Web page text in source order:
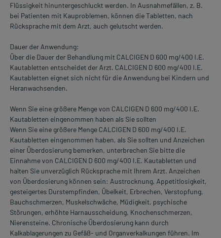
Flüssigkeit hinuntergeschluckt werden. In Ausnahmefällen, z. B.
bei Patienten mit Kauproblemen, können die Tabletten, nach
Rücksprache mit dem Arzt, auch gelutscht werden.
Dauer der Anwendung:
Über die Dauer der Behandlung mit CALCIGEN D 600 mg/400 I.E.
Kautabletten entscheidet der Arzt. CALCIGEN D 600 mg/400 I.E.
Kautabletten eignet sich nicht für die Anwendung bei Kindern und
Heranwachsenden.
Wenn Sie eine größere Menge von CALCIGEN D 600 mg/400 I.E.
Kautabletten eingenommen haben als Sie sollten
Wenn Sie eine größere Menge CALCIGEN D 600 mg/400 I.E.
Kautabletten eingenommen haben, als Sie sollten und Anzeichen
einer Überdosierung bemerken, unterbrechen Sie bitte die
Einnahme von CALCIGEN D 600 mg/400 I.E. Kautabletten und
halten Sie unverzüglich Rücksprache mit Ihrem Arzt. Anzeichen
von Überdosierung können sein: Austrocknung, Appetitlosigkeit,
gesteigertes Durstempfinden, Übelkeit, Erbrechen, Verstopfung,
Bauchschmerzen, Muskelschwäche, Müdigkeit, psychische
Störungen, erhöhte Harnausscheidung, Knochenschmerzen,
Nierensteine. Chronische Überdosierung kann durch
Kalkablagerungen zu Gefäß- und Organverkalkungen führen. Im